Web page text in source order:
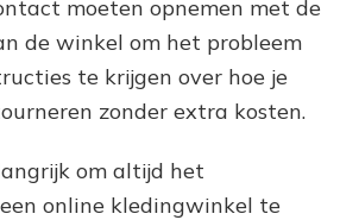
moeten opnemen met de
de winkel om het probleem
te krijgen over hoe je
zonder extra kosten.
om altijd het
online kledingwinkel te